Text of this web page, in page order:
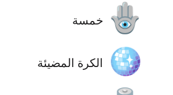
🪬 خمسة
🪩 الكرة المضيئة